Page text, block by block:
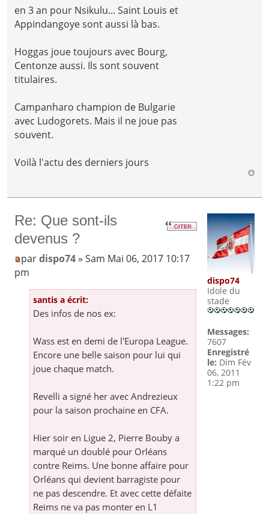
en 3 an pour Nsikulu... Saint Louis et
Appindangoye sont aussi là bas.
Hoggas joue toujours avec Bourg,
Centonze aussi. Ils sont souvent
titulaires.
Campanharo champion de Bulgarie
avec Ludogorets. Mais il ne joue pas
souvent.
Voilà l'actu des derniers jours
Re: Que sont-ils
devenus ?
pardispo74» Sam Mai 06, 2017 10:17
pm
santis a écrit:
Des infos de nos ex:
Wass est en demi de l'Europa League.
Encore une belle saison pour lui qui
joue chaque match.
Revelli a signé her avec Andrezieux
pour la saison prochaine en CFA.
Hier soir en Ligue 2, Pierre Bouby a
marqué un doublé pour Orléans
contre Reims. Une bonne affaire pour
Orléans qui devient barragiste pour
ne pas descendre. Et avec cette défaite
Reims ne va pas monter en L1
dispo74
Idole du
stade
Messages:
7607
Enregistré
le: Dim Fév
06, 2011
1:22 pm